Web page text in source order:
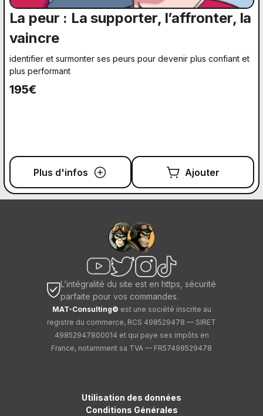
La peur : La supporter, l’affronter, la
vaincre
identifier et surmonter ses peurs pour devenir plus confiant et
plus performant
195€
Plus d'infos Ajouter
L’intégralité du site est en https, sécurité
parfaite pour vos commandes.
MAT-Consulting© est une société inscrite au
registre du commerce, RCS 498529478 — SIRET
49852947800014 et qui paye ses impôts en
France, notamment sa TVA — FR57498529478
Conditions Générales
Utilisation des données